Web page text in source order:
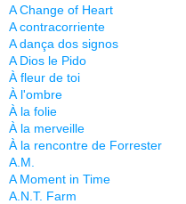
A Change of Heart
A contracorriente
A dança dos signos
A Dios le Pido
À fleur de toi
À l'ombre
À la folie
À la merveille
À la rencontre de Forrester
A.M.
A Moment in Time
A.N.T. Farm